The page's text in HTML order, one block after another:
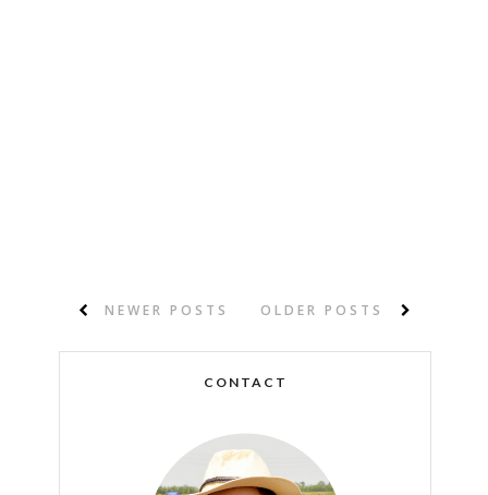
NEWER POSTS OLDER POSTS
CONTACT